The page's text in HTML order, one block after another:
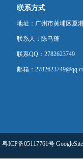
联系方式
地址：广州市黄埔区夏
联系人：陈马蓬
联系QQ：2782623749
邮箱：
粤ICP备05117761号